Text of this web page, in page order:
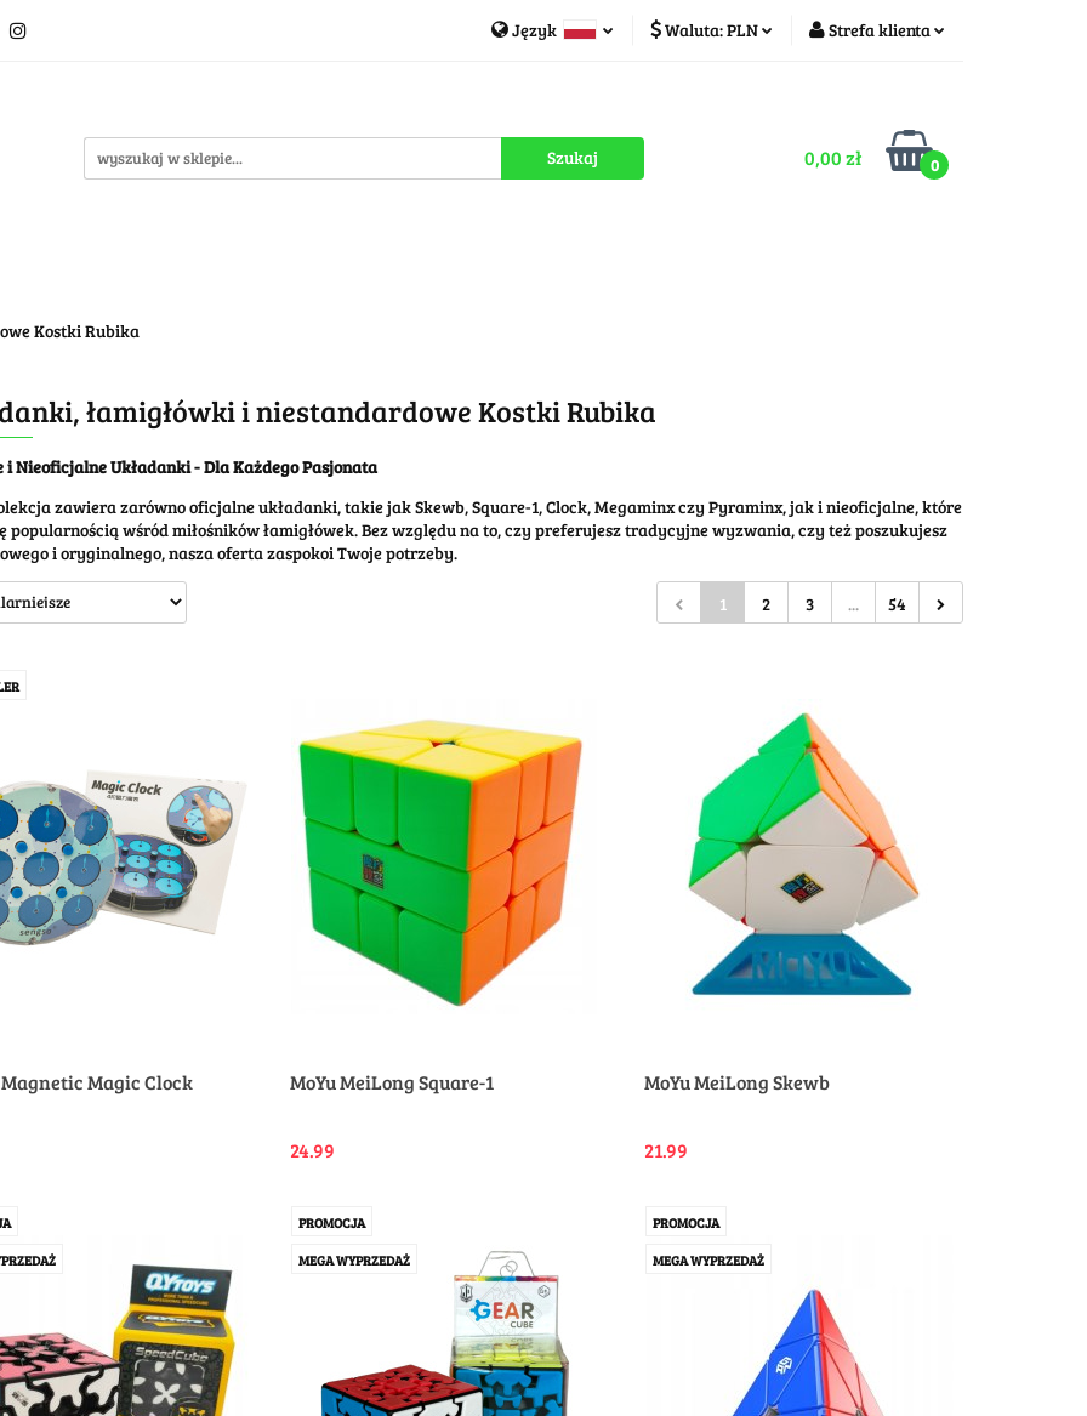
Język
Czech
Waluta:PLN Strefa klienta
Zarejestruj się
Dodaj zgłoszenie
0,00 zł 0
Producenci
Kostki Rubika
łamigłówki i niestandardowe Kostki Rubika
i Nieoficjalne Układanki - Dla Każdego Pasjonata
zawiera zarówno oficjalne układanki, takie jak Skewb, Square-1, Clock, Megaminx czy Pyraminx, jak i nieoficjalne, które
popularnością wśród miłośników łamigłówek. Bez względu na to, czy preferujesz tradycyjne wyzwania, czy też poszukujesz
i oryginalnego, nasza oferta zaspokoi Twoje potrzeby.
1 2 3 ... 54
Magnetic Magic Clock MoYu MeiLong Square-1
24.99
MoYu MeiLong Skewb
21.99
PROMOCJA
MEGA WYPRZEDAŻ
PROMOCJA
MEGA WYPRZEDAŻ